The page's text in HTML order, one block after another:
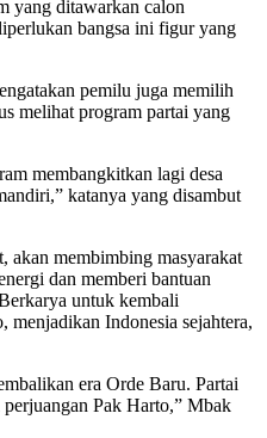
yang ditawarkan calon
bangsa ini figur yang
pemilu juga memilih
melihat program partai yang
membangkitkan lagi desa
katanya yang disambut
akan membimbing masyarakat
dan memberi bantuan
untuk kembali
menjadikan Indonesia sejahtera,
era Orde Baru. Partai
Pak Harto,” Mbak